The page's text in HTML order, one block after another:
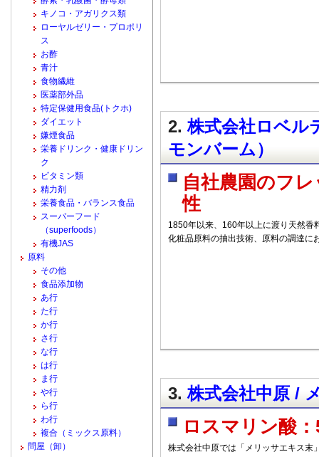
2.株式会社ロベル
モンバーム）
自社農園のフ
性
1850年以来、160年以上に渡り天然香
化粧品原料の抽出技術、原料の調達に
3.株式会社中原 /
ロスマリン酸
株式会社中原では「メリッサエキス末
キノコ・アガリクス類
ローヤルゼリー・プロポリ
ス
お酢
青汁
食物繊維
医薬部外品
特定保健用食品(トクホ)
ダイエット
嫌煙食品
栄養ドリンク・健康ドリン
ク
ビタミン類
精力剤
栄養食品・バランス食品
スーパーフード
（superfoods）
有機JAS
原料
その他
食品添加物
あ行
た行
か行
さ行
な行
は行
ま行
や行
ら行
わ行
複合（ミックス原料）
問屋（卸）